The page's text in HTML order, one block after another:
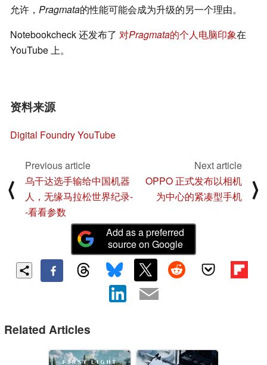
允许， Pragmata的性能可能会成为升级的另一个理由。
Notebookcheck 还发布了 对Pragmata的个人电脑印象在
YouTube 上。
资料来源
Digital Foundry YouTube
⟨
Previous article
乌干达选手输给中国机器
人，无缘马拉松世界纪录-
-看看参数
Next article
OPPO 正式发布以相机
为中心的紧凑型手机
⟩
Add as a preferred
source on Google
Related Articles